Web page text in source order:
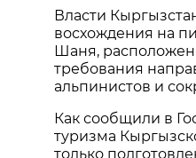
Власти
восхождения на
Шаня,
требования
альпинистов и
Как сообщили в
туризма
только